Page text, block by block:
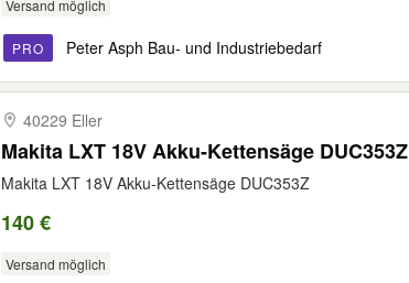
Versand möglich
PRO Peter Asph Bau- und Industriebedarf
40229 Eller
Makita LXT 18V Akku-Kettensäge DUC353Z
Makita LXT 18V Akku-Kettensäge DUC353Z
140 €
Versand möglich